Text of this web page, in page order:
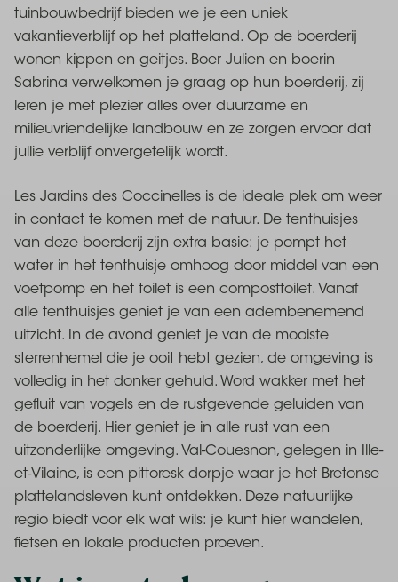
tuinbouwbedrijf bieden we je een uniek
vakantieverblijf op het platteland. Op de boerderij
wonen kippen en geitjes. Boer Julien en boerin
Sabrina verwelkomen je graag op hun boerderij, zij
leren je met plezier alles over duurzame en
milieuvriendelijke landbouw en ze zorgen ervoor dat
jullie verblijf onvergetelijk wordt.
Les Jardins des Coccinelles is de ideale plek om weer
in contact te komen met de natuur. De tenthuisjes
van deze boerderij zijn extra basic: je pompt het
water in het tenthuisje omhoog door middel van een
voetpomp en het toilet is een composttoilet. Vanaf
alle tenthuisjes geniet je van een adembenemend
uitzicht. In de avond geniet je van de mooiste
sterrenhemel die je ooit hebt gezien, de omgeving is
volledig in het donker gehuld. Word wakker met het
gefluit van vogels en de rustgevende geluiden van
de boerderij. Hier geniet je in alle rust van een
uitzonderlijke omgeving. Val-Couesnon, gelegen in Ille-
et-Vilaine, is een pittoresk dorpje waar je het Bretonse
plattelandsleven kunt ontdekken. Deze natuurlijke
regio biedt voor elk wat wils: je kunt hier wandelen,
fietsen en lokale producten proeven.